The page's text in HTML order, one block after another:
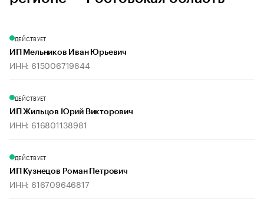
ДЕЙСТВУЕТ
ИП Мельников Иван Юрьевич
ИНН: 615006719844
ДЕЙСТВУЕТ
ИП Жильцов Юрий Викторович
ИНН: 616801138981
ДЕЙСТВУЕТ
ИП Кузнецов Роман Петрович
ИНН: 616709646817